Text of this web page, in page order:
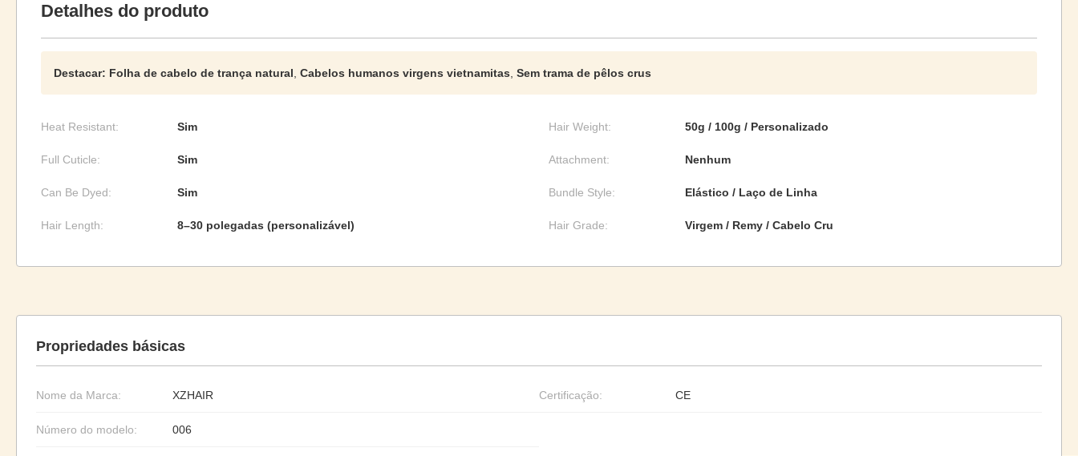
Detalhes do produto
Destacar: Folha de cabelo de trança natural Cabelos humanos virgens vietnamitas Sem trama de pêlos crus
Heat Resistant: Sim Hair Weight: 50g / 100g / Personalizado
Full Cuticle: Sim Attachment: Nenhum
Can Be Dyed: Sim Bundle Style: Elástico / Laço de Linha
Hair Length: 8–30 polegadas (personalizável) Hair Grade: Virgem / Remy / Cabelo Cru
Propriedades básicas
Nome da Marca: XZHAIR Certificação: CE
Número do modelo: 006